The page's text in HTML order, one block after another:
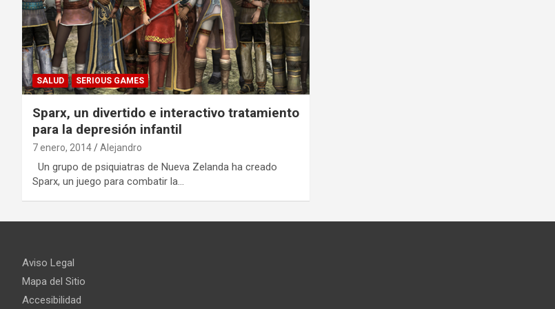
SALUD SERIOUS GAMES
Sparx, un divertido e interactivo tratamiento
para la depresión infantil
7 enero, 2014 Alejandro
Un grupo de psiquiatras de Nueva Zelanda ha creado
Sparx, un juego para combatir la…
Aviso Legal
Mapa del Sitio
Accesibilidad